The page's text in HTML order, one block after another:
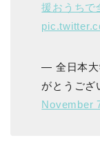
援おうちで
— 全日本大
がとうござ
November